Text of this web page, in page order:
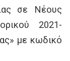
σε Νέους
2021-
με κωδικό